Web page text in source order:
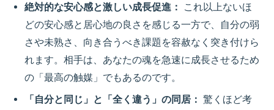
絶対的な安心感と激しい成長促進：
これ以上ないほ
どの安心感と居心地の良さを感じる一方で、自分の弱
さや未熟さ、向き合うべき課題を容赦なく突き付けら
れます。相手は、あなたの魂を急速に成長させるため
の「最高の触媒」でもあるのです。
「自分と同じ」と「全く違う」の同居： 驚くほど考